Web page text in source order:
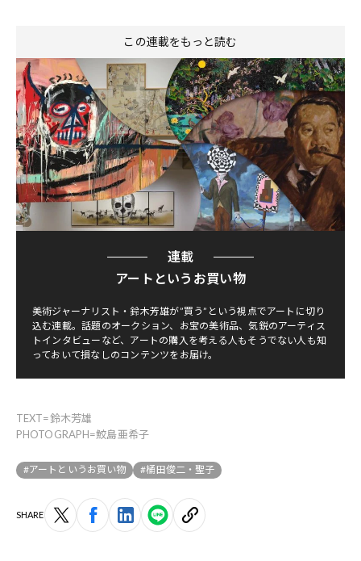
この連載をもっと読む
連載
アートというお買い物
美術ジャーナリスト・鈴木芳雄が”買う”という視点でアートに切り
込む連載。話題のオークション、お宝の美術品、気鋭のアーティス
トインタビューなど、アートの購入を考える人もそうでない人も知
っておいて損なしのコンテンツをお届け。
TEXT=鈴木芳雄
PHOTOGRAPH=鮫島亜希子
#アートというお買い物 #桶田俊二・聖子
SHARE